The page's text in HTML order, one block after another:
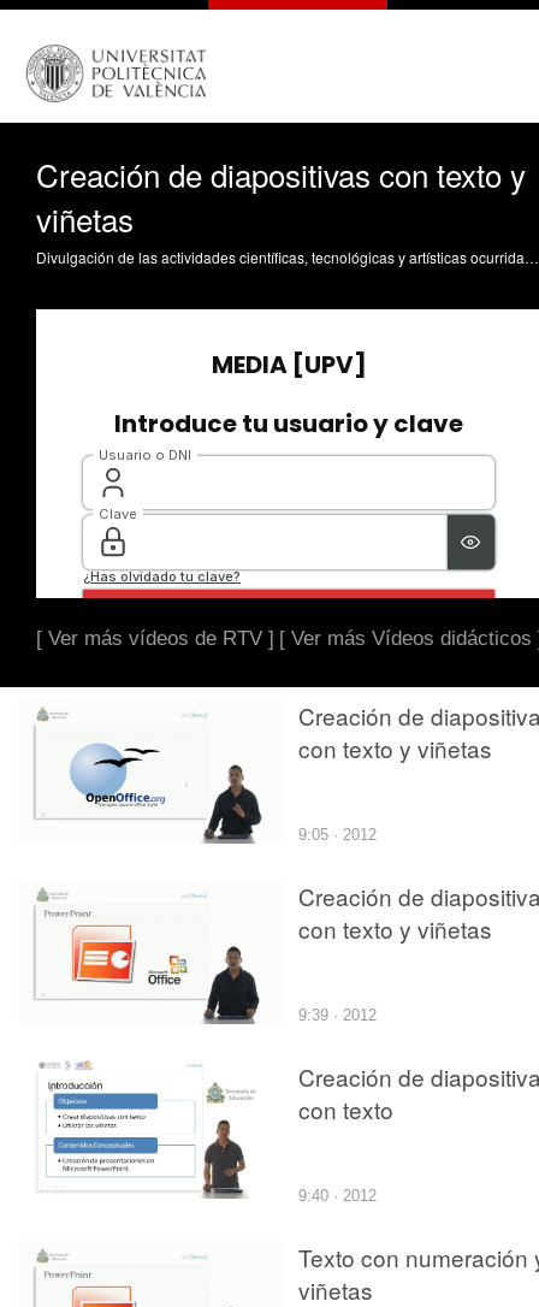
Creación de diapositivas con texto y
viñetas
Divulgación de las actividades científicas, tecnológicas y artísticas ocurridas en los tres campus de la UPV
[ Ver más vídeos de RTV ] [ Ver más Vídeos didácticos
Creación de
con texto y viñetas
9:05 · 2012
Creación de
con texto y viñetas
9:39 · 2012
Creación de
con texto
9:40 · 2012
Texto con numeración
viñetas